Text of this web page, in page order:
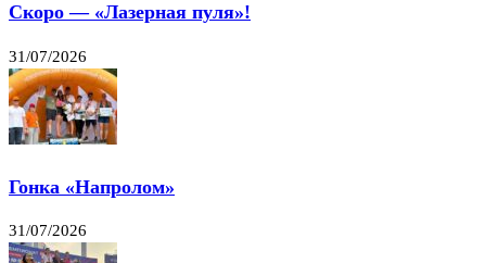
Скоро — «Лазерная пуля»!
31/07/2026
Гонка «Напролом»
31/07/2026